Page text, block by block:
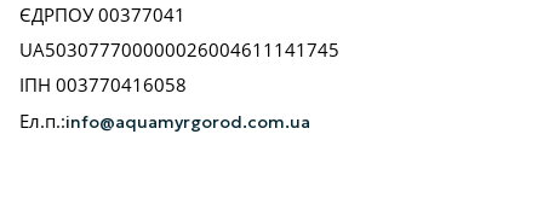
ЄДРПОУ 00377041
UA503077700000026004611141745
ІПН 003770416058
Ел.п.:info@aquamyrgorod.com.ua